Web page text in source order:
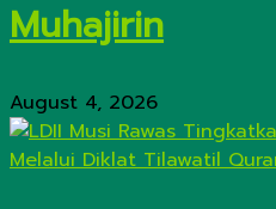
Muhajirin
August 4, 2026